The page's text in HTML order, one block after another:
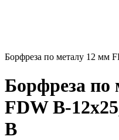
Борфреза по металу 12 мм
Борфреза по
FDW B-
B